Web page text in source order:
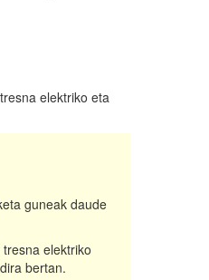
elektriko eta
guneak daude
elektriko
bertan.